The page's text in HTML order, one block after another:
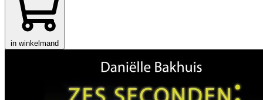
in winkelmand